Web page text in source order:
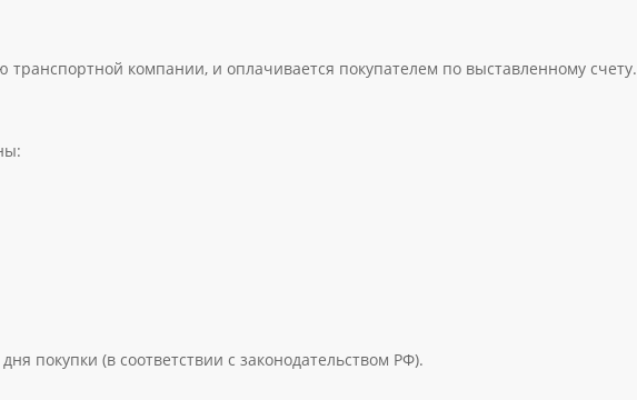
компании, и оплачивается покупателем по выставленному счету.
покупки (в соответствии с законодательством РФ).